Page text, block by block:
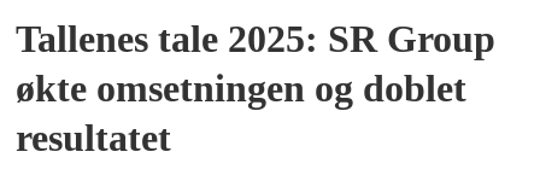
Tallenes tale 2025: SR Group
økte omsetningen og doblet
resultatet